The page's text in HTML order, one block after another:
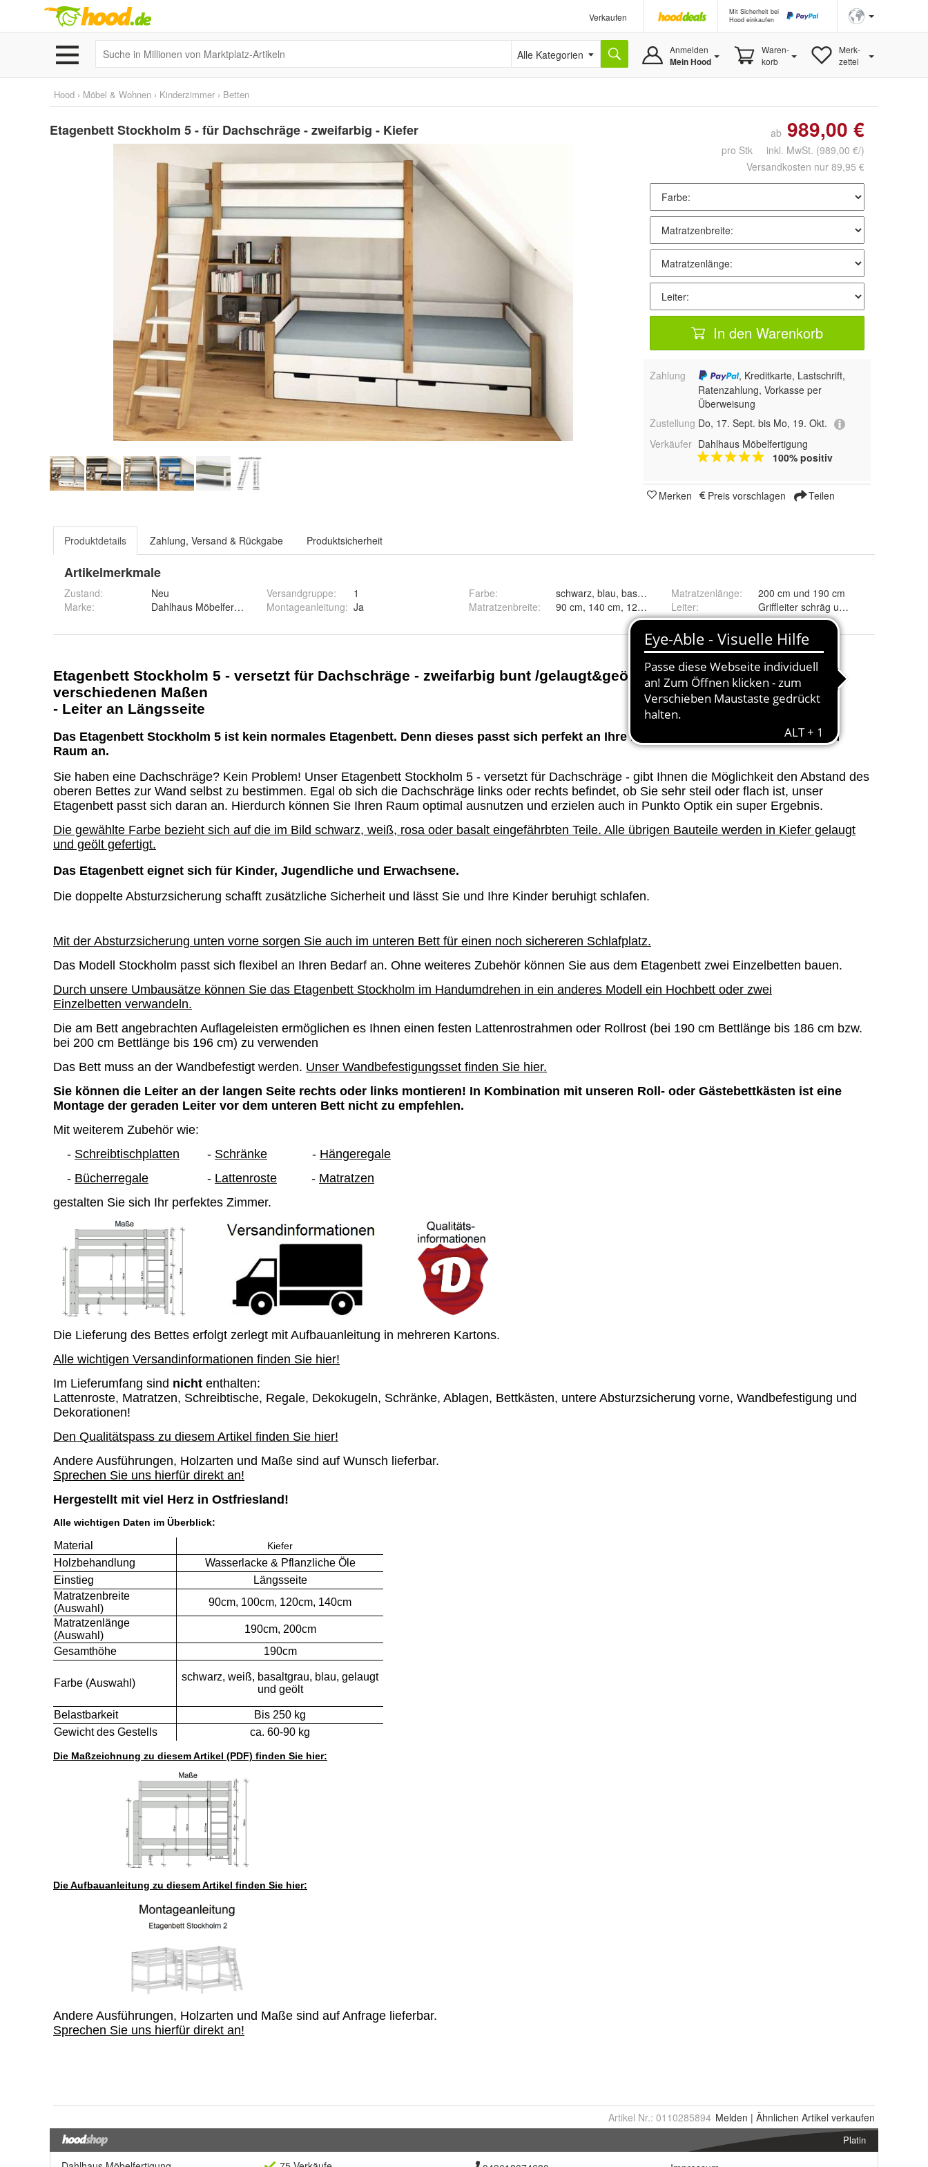
Verkaufen
Mit Sicherheit bei
Hood einkaufen
Alle Kategorien Anmelden
Mein Hood
Waren-
korb
Merk-
zettel
Hood › Möbel & Wohnen › Kinderzimmer › Betten
Etagenbett Stockholm 5 - für Dachschräge - zweifarbig - Kiefer ab 989,00 €
pro Stk inkl. MwSt. (989,00 €/)
Versandkosten nur 89,95 €
In den Warenkorb
Zahlung
, Kreditkarte, Lastschrift,
Ratenzahlung, Vorkasse per
Überweisung
Zustellung Do, 17. Sept. bis Mo, 19. Okt.
Verkäufer Dahlhaus Möbelfertigung
100% positiv
Merken Preis vorschlagen Teilen
Produktdetails Zahlung, Versand & Rückgabe Produktsicherheit
Artikelmerkmale
Zustand:
Neu
Marke:
Dahlhaus Möbelfertigung e.K.
Versandgruppe:
1
Montageanleitung: Ja
Farbe:
schwarz, blau, basaltgrau und weiß lackiert
Matratzenbreite: 90 cm, 140 cm, 120 cm und 100 cm
Matratzenlänge:
200 cm und 190 cm
Leiter:
Artikel Nr.: 0110285894 Melden | Ähnlichen Artikel verkaufen
Platin